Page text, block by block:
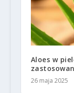
Aloes w
26 maja 2025